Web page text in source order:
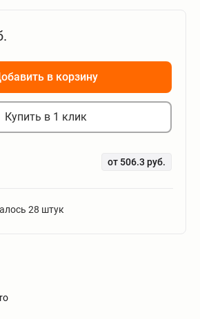
в корзину
Купить в 1 клик
от 506.3 руб.
28 штук